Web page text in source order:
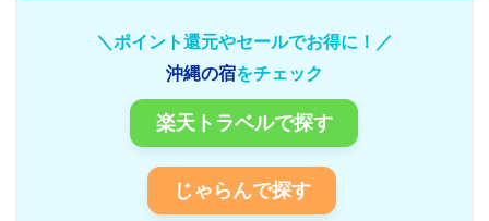
＼ポイント還元やセールでお得に！／
沖縄の宿をチェック
楽天トラベルで探す
じゃらんで探す